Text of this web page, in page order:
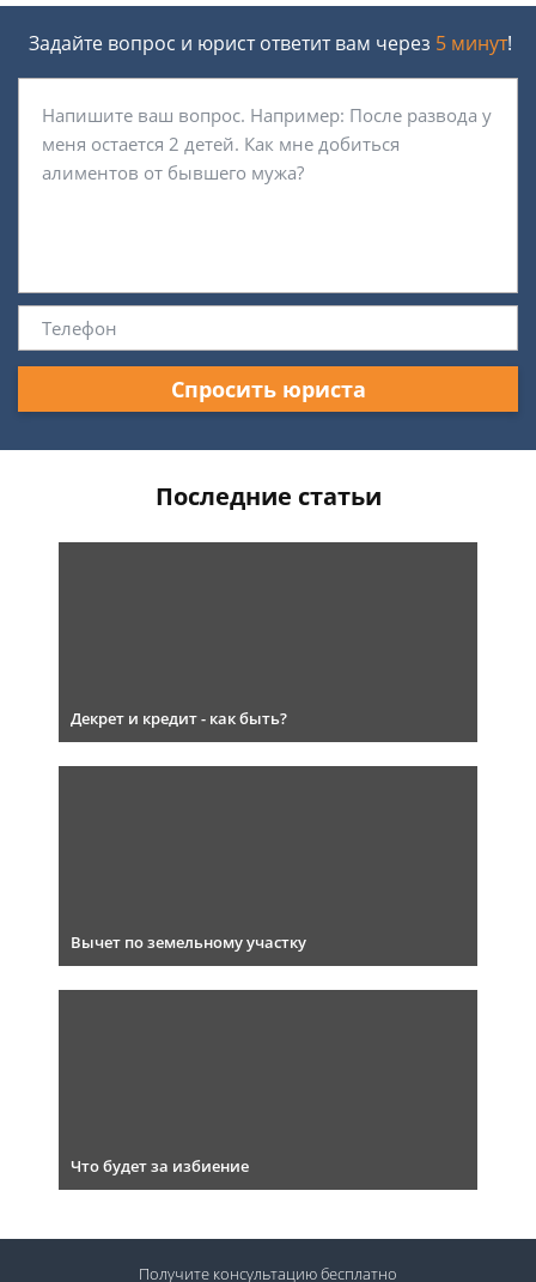
Задайте вопрос и юрист ответит вам через 5 минут!
Спросить юриста
Последние статьи
Декрет и кредит - как быть?
Вычет по земельному участку
Что будет за избиение
Получите консультациюбесплатно